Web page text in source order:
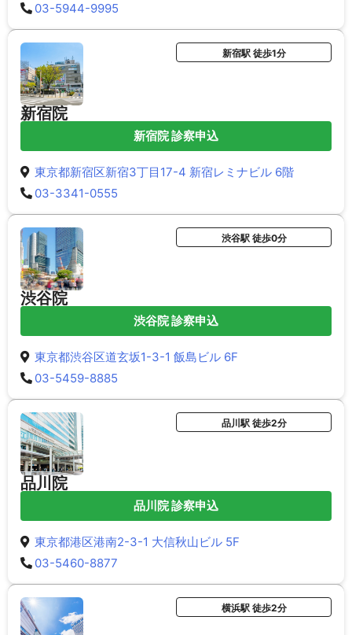
03-5944-9995
新宿院
新宿駅 徒歩1分
新宿院 診察申込
東京都新宿区新宿3丁目17-4 新宿レミナビル 6階
03-3341-0555
渋谷院
渋谷駅 徒歩0分
渋谷院 診察申込
東京都渋谷区道玄坂1-3-1 飯島ビル 6F
03-5459-8885
品川院
品川駅 徒歩2分
品川院 診察申込
東京都港区港南2-3-1 大信秋山ビル 5F
03-5460-8877
横浜駅 徒歩2分